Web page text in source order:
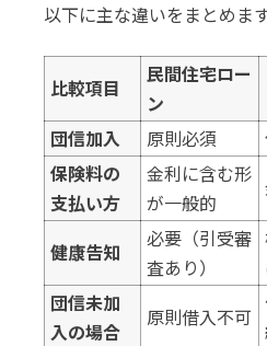
以下に主な違いをまとめます
比較項目
民間住宅ロー
ン
団信加入
原則必須
保険料の
支払い方
金利に含む形
が一般的
健康告知
必要（引受審
査あり）
団信未加
入の場合
原則借入不可